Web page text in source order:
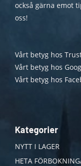
också gärna emot
oss!
Vårt betyg hos
Vårt betyg hos
Vårt betyg hos
Kategorier
NYTT I LAGER
HETA